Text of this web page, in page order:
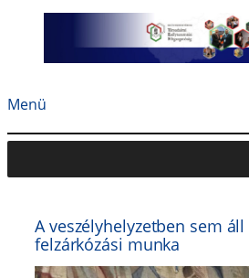
Menü
A veszélyhelyzetben sem
felzárkózási munka